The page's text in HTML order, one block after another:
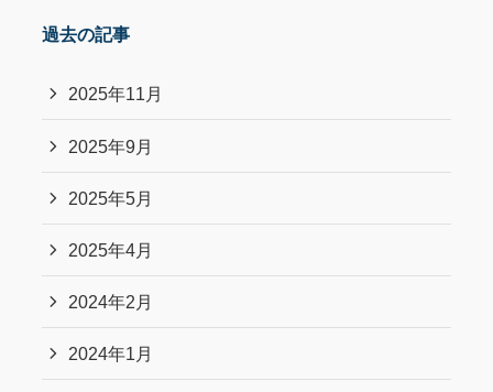
過去の記事
2025年11月
2025年9月
2025年5月
2025年4月
2024年2月
2024年1月